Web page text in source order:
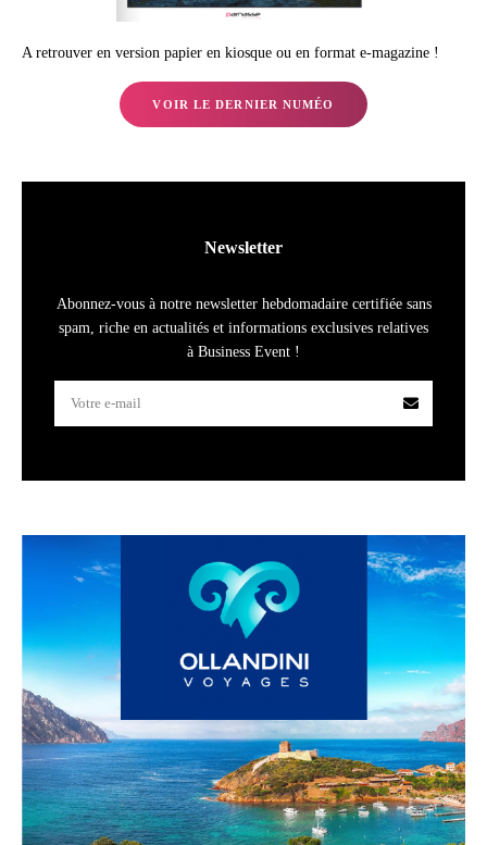
A retrouver en version papier en kiosque ou en format e-magazine !
VOIR LE DERNIER NUMÉO
Newsletter
Abonnez-vous à notre newsletter hebdomadaire certifiée sans
spam, riche en actualités et informations exclusives relatives
à Business Event !